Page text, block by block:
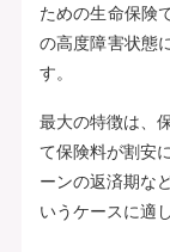
ための生命保険
の高度障害状態
す。
最大の特徴は、
て保険料が割安
ーンの返済期な
いうケースに適